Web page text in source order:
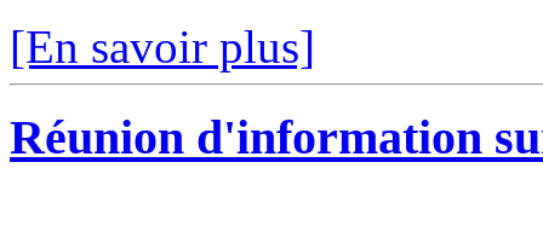
[En savoir plus]
Réunion d'information